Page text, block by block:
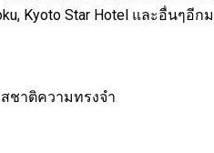
Kyoto Star Hotel และอื่นๆอีก
ชาติความทรงจำ